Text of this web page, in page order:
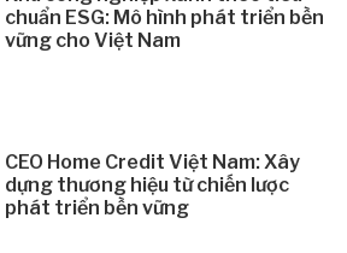
chuẩn ESG: Mô hình phát triển bền
vững cho Việt Nam
CEO Home Credit Việt Nam: Xây
dựng thương hiệu từ chiến lược
phát triển bền vững